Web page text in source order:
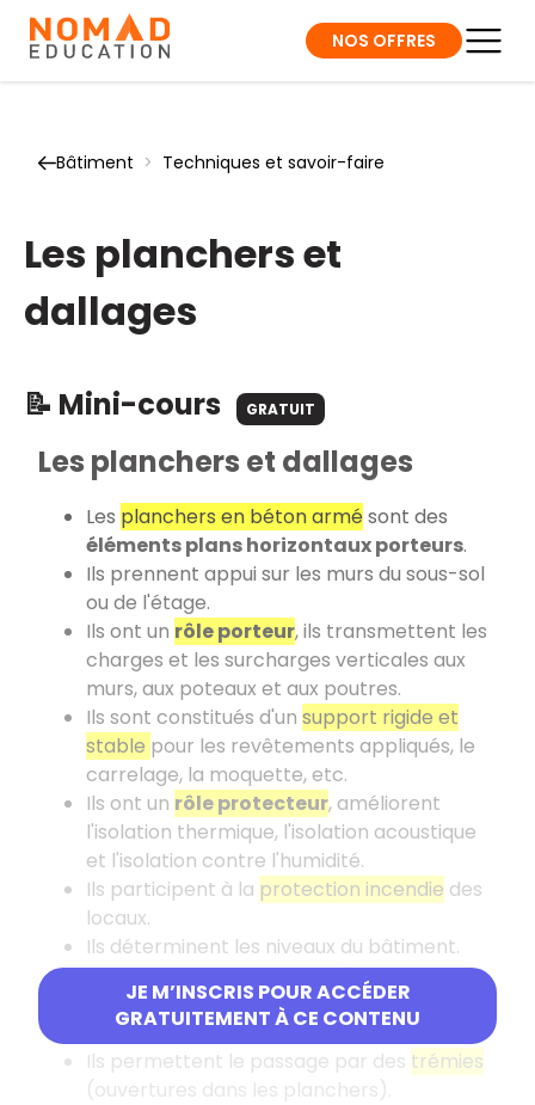
NOS OFFRES
Bâtiment > Techniques et savoir-faire
Les planchers et
dallages
📝 Mini-cours GRATUIT
JE M’INSCRIS POUR ACCÉDER
GRATUITEMENT À CE CONTENU
Les planchers et dallages
Les planchers en béton armé sont des
éléments plans horizontaux porteurs.
Ils prennent appui sur les murs du sous-sol
ou de l'étage.
Ils ont un rôle porteur, ils transmettent les
charges et les surcharges verticales aux
murs, aux poteaux et aux poutres.
Ils sont constitués d'un support rigide et
stable pour les revêtements appliqués, le
carrelage, la moquette, etc.
Ils ont un rôle protecteur, améliorent
l'isolation thermique, l'isolation acoustique
et l'isolation contre l'humidité.
Ils participent à la protection incendie des
locaux.
Ils déterminent les niveaux du bâtiment.
Ils constituent une aire utilisée pour le
stockage, la circulation intérieure et de
l'habitation.
Ils permettent le passage par des trémies
(ouvertures dans les planchers).